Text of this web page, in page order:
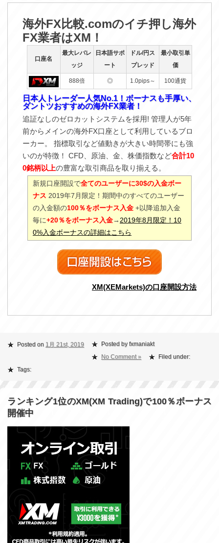
海外FX比較.comのイチ押し海外
FX業者はXM！
口座名
最大レバレ
ッジ
日本語サポ
ート
ドル/円ス
プレッド
最小取引単
価
888倍 ◎ 1.0pips～ 100通貨
日本人トレーダー人気No.1！ボーナスも手厚い、
ダントツおすすめの海外FX業者！
追証なしのゼロカットシステムを採用! 管理人が5年
前からメインの海外FX口座として利用しているブロ
ーカー。 指標取引など値動きが大きい時間帯にも強
いのが特徴！ CFD、原油、金、株価指数など合計10
0銘柄以上の豊富な取引商品を取り揃える。
新規口座開設で全てのユーザーに30$の入金ボー
ナス 2019年7月限定！期間中のすべてのユーザー
の入金額の100％をボーナス入金 +以降追加入金
毎に+20％をボーナス入金→ 2019年8月限定！10
0%入金ボーナスの詳細はこちら
XM(XEMarkets)の口座開設方法
Posted on 1月 21st, 2019
Posted by fxmaniakt
No Comment »
Filed under:
Tags:
ランキング1位のXM(XM Trading)で100％ボーナス
開催中